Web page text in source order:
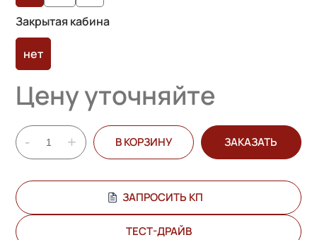
Закрытая кабина
нет
Цену уточняйте
- + В КОРЗИНУ ЗАКАЗАТЬ
ЗАПРОСИТЬ КП
ТЕСТ-ДРАЙВ